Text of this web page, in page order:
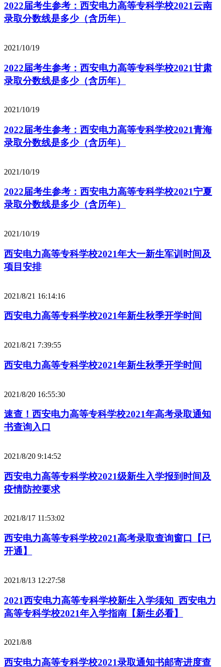
2022届考生参考：西安电力高等专科学校2021云南
录取分数线是多少（含历年）
2021/10/19
2022届考生参考：西安电力高等专科学校2021甘肃
录取分数线是多少（含历年）
2021/10/19
2022届考生参考：西安电力高等专科学校2021青海
录取分数线是多少（含历年）
2021/10/19
2022届考生参考：西安电力高等专科学校2021宁夏
录取分数线是多少（含历年）
2021/10/19
西安电力高等专科学校2021年大一新生军训时间及
项目安排
2021/8/21 16:14:16
西安电力高等专科学校2021年新生秋季开学时间
2021/8/21 7:39:55
西安电力高等专科学校2021年新生秋季开学时间
2021/8/20 16:55:30
速查！西安电力高等专科学校2021年高考录取通知
书查询入口
2021/8/20 9:14:52
西安电力高等专科学校2021级新生入学报到时间及
疫情防控要求
2021/8/17 11:53:02
西安电力高等专科学校2021高考录取查询窗口【已
开通】
2021/8/13 12:27:58
2021西安电力高等专科学校新生入学须知_西安电力
高等专科学校2021年入学指南【新生必看】
2021/8/8
西安电力高等专科学校2021录取通知书邮寄进度查